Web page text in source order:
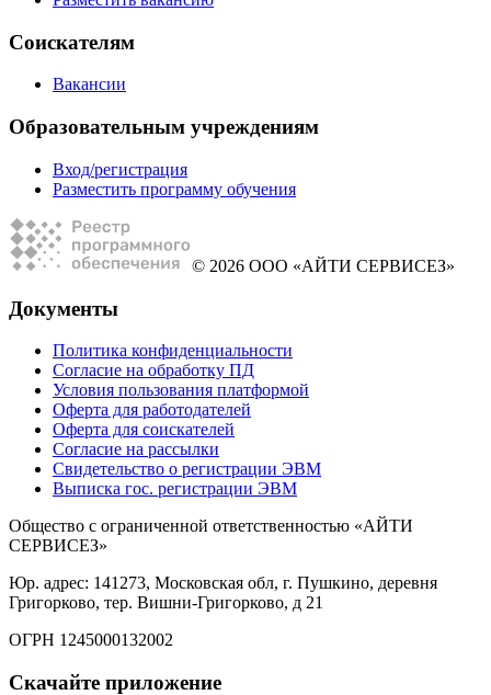
Соискателям
Вакансии
Образовательным учреждениям
Вход/регистрация
Разместить программу обучения
© 2026 ООО «АЙТИ СЕРВИСЕЗ»
Документы
Политика конфиденциальности
Согласие на обработку ПД
Условия пользования платформой
Оферта для работодателей
Оферта для соискателей
Согласие на рассылки
Свидетельство о регистрации ЭВМ
Выписка гос. регистрации ЭВМ
Общество с ограниченной ответственностью «АЙТИ
СЕРВИСЕЗ»
Юр. адрес: 141273, Московская обл, г. Пушкино, деревня
Григорково, тер. Вишни-Григорково, д 21
ОГРН 1245000132002
Скачайте приложение